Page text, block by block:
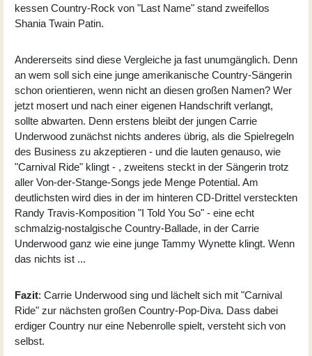
kessen Country-Rock von "Last Name" stand zweifellos
Shania Twain Patin.
Andererseits sind diese Vergleiche ja fast unumgänglich. Denn
an wem soll sich eine junge amerikanische Country-Sängerin
schon orientieren, wenn nicht an diesen großen Namen? Wer
jetzt mosert und nach einer eigenen Handschrift verlangt,
sollte abwarten. Denn erstens bleibt der jungen Carrie
Underwood zunächst nichts anderes übrig, als die Spielregeln
des Business zu akzeptieren - und die lauten genauso, wie
"Carnival Ride" klingt - , zweitens steckt in der Sängerin trotz
aller Von-der-Stange-Songs jede Menge Potential. Am
deutlichsten wird dies in der im hinteren CD-Drittel versteckten
Randy Travis-Komposition "I Told You So" - eine echt
schmalzig-nostalgische Country-Ballade, in der Carrie
Underwood ganz wie eine junge Tammy Wynette klingt. Wenn
das nichts ist ...
Fazit: Carrie Underwood sing und lächelt sich mit "Carnival
Ride" zur nächsten großen Country-Pop-Diva. Dass dabei
erdiger Country nur eine Nebenrolle spielt, versteht sich von
selbst.